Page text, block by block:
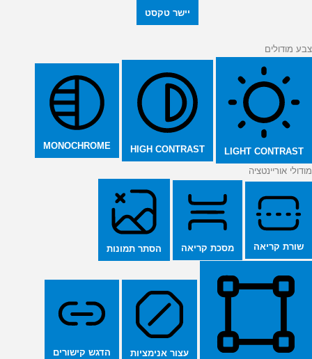
יישר טקסט
צבע מודולים
LIGHT CONTRAST
HIGH CONTRAST
MONOCHROME
מודולי אוריינטציה
שורת קריאה מסכת קריאה הסתר תמונות
עצור אנימציות הדגש קישורים